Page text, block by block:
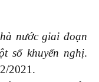
nước giai đoạn
số khuyến nghị.
2021.